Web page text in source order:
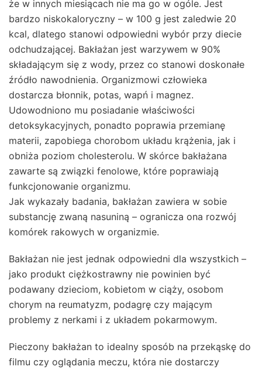
że w innych miesiącach nie ma go w ogóle. Jest
bardzo niskokaloryczny – w 100 g jest zaledwie 20
kcal, dlatego stanowi odpowiedni wybór przy diecie
odchudzającej. Bakłażan jest warzywem w 90%
składającym się z wody, przez co stanowi doskonałe
źródło nawodnienia. Organizmowi człowieka
dostarcza błonnik, potas, wapń i magnez.
Udowodniono mu posiadanie właściwości
detoksykacyjnych, ponadto poprawia przemianę
materii, zapobiega chorobom układu krążenia, jak i
obniża poziom cholesterolu. W skórce bakłażana
zawarte są związki fenolowe, które poprawiają
funkcjonowanie organizmu.
Jak wykazały badania, bakłażan zawiera w sobie
substancję zwaną nasuniną – ogranicza ona rozwój
komórek rakowych w organizmie.
Bakłażan nie jest jednak odpowiedni dla wszystkich –
jako produkt ciężkostrawny nie powinien być
podawany dzieciom, kobietom w ciąży, osobom
chorym na reumatyzm, podagrę czy mającym
problemy z nerkami i z układem pokarmowym.
Pieczony bakłażan to idealny sposób na przekąskę do
filmu czy oglądania meczu, która nie dostarczy